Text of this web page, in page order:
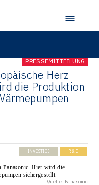
PRESSEMITTEILUNG
Herz
die Produktion
INVESTICE R&D
Quelle: Panasonic